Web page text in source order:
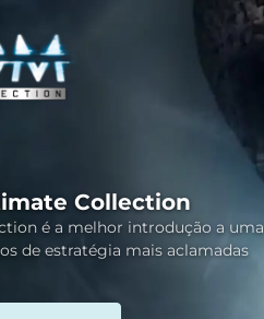
Collection
é a melhor introdução a uma
de estratégia mais aclamadas